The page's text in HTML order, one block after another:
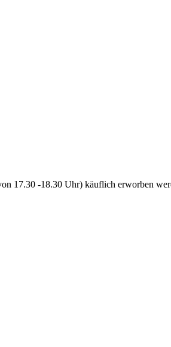
17.30 -18.30 Uhr) käuflich erworben